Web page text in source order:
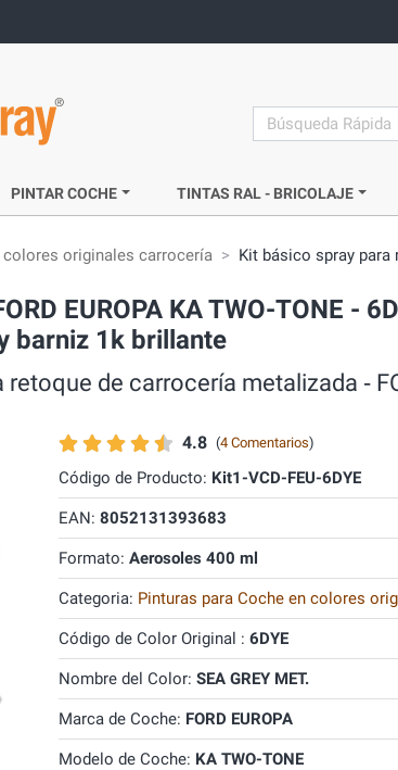
search
PINTAR COCHE TINTAS RAL - BRICOLAJE
colores originales carrocería Kit básico spray
EUROPA KA TWO-TONE -
barniz 1k brillante
de carrocería metalizada ‐
4.8 (4 Comentarios)
Código de Producto: Kit1-VCD-FEU-6DYE
EAN: 8052131393683
Formato: Aerosoles 400 ml
Categoria: Pinturas para Coche en colores
Código de Color Original : 6DYE
Nombre del Color: SEA GREY MET.
Marca de Coche: FORD EUROPA
Modelo de Coche: KA TWO-TONE